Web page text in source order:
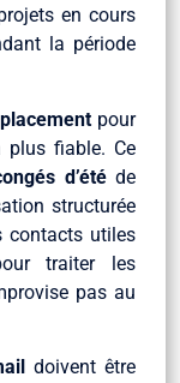
en cours
la période
pour
plus fiable. Ce
d’étéde
structurée
contacts utiles
traiter les
pas au
doivent être